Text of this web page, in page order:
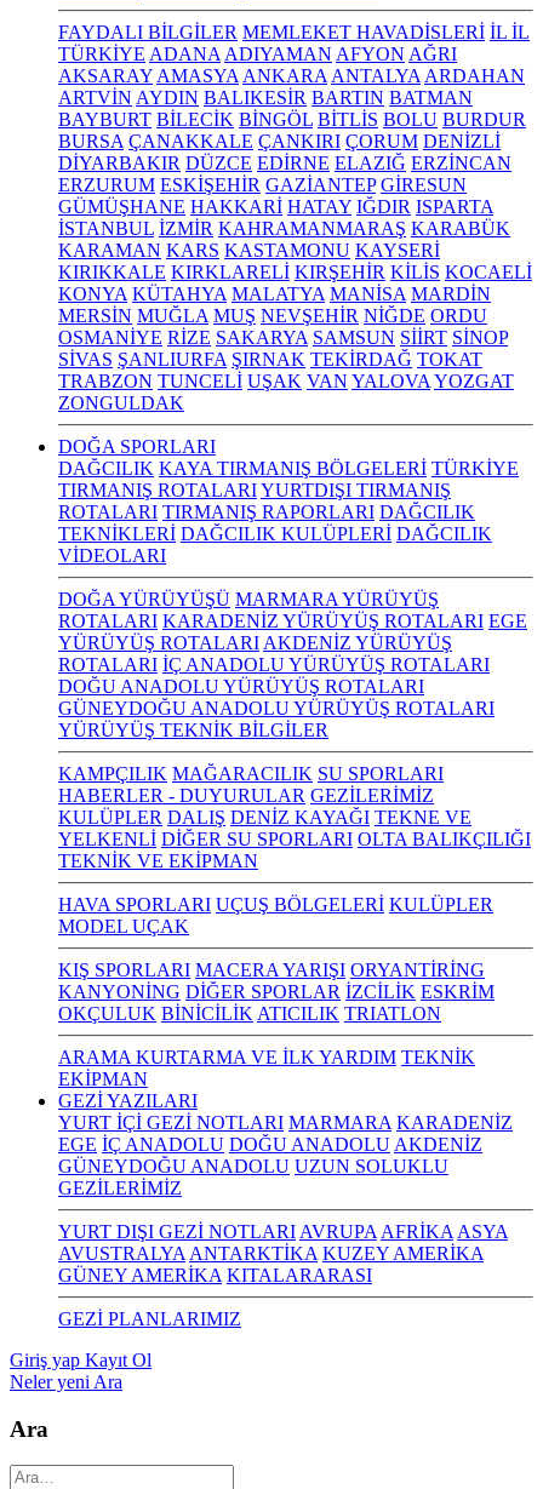
FAYDALI BİLGİLER MEMLEKET HAVADİSLERİ İL İL
TÜRKİYE ADANA ADIYAMAN AFYON AĞRI
AKSARAY AMASYA ANKARA ANTALYA ARDAHAN
ARTVİN AYDIN BALIKESİR BARTIN BATMAN
BAYBURT BİLECİK BİNGÖL BİTLİS BOLU BURDUR
BURSA ÇANAKKALE ÇANKIRI ÇORUM DENİZLİ
DİYARBAKIR DÜZCE EDİRNE ELAZIĞ ERZİNCAN
ERZURUM ESKİŞEHİR GAZİANTEP GİRESUN
GÜMÜŞHANE HAKKARİ HATAY IĞDIR ISPARTA
İSTANBUL İZMİR KAHRAMANMARAŞ KARABÜK
KARAMAN KARS KASTAMONU KAYSERİ
KIRIKKALE KIRKLARELİ KIRŞEHİR KİLİS KOCAELİ
KONYA KÜTAHYA MALATYA MANİSA MARDİN
MERSİN MUĞLA MUŞ NEVŞEHİR NİĞDE ORDU
OSMANİYE RİZE SAKARYA SAMSUN SİİRT SİNOP
SİVAS ŞANLIURFA ŞIRNAK TEKİRDAĞ TOKAT
TRABZON TUNCELİ UŞAK VAN YALOVA YOZGAT
ZONGULDAK
DOĞA SPORLARI
DAĞCILIK KAYA TIRMANIŞ BÖLGELERİ TÜRKİYE
TIRMANIŞ ROTALARIYURTDIŞI TIRMANIŞ
ROTALARI TIRMANIŞ RAPORLARI DAĞCILIK
TEKNİKLERİ DAĞCILIK KULÜPLERİ DAĞCILIK
VİDEOLARI
DOĞA YÜRÜYÜŞÜ MARMARA YÜRÜYÜŞ
ROTALARI KARADENİZ YÜRÜYÜŞ ROTALARI EGE
YÜRÜYÜŞ ROTALARI AKDENİZ YÜRÜYÜŞ
ROTALARI İÇ ANADOLU YÜRÜYÜŞ ROTALARI
DOĞU ANADOLU YÜRÜYÜŞ ROTALARI
GÜNEYDOĞU ANADOLU YÜRÜYÜŞ ROTALARI
YÜRÜYÜŞ TEKNİK BİLGİLER
KAMPÇILIK MAĞARACILIK SU SPORLARI
HABERLER - DUYURULAR GEZİLERİMİZ
KULÜPLER DALIŞ DENİZ KAYAĞI TEKNE VE
YELKENLİ DİĞER SU SPORLARI OLTA BALIKÇILIĞI
TEKNİK VE EKİPMAN
HAVA SPORLARI UÇUŞ BÖLGELERİ KULÜPLER
MODEL UÇAK
KIŞ SPORLARI MACERA YARIŞI ORYANTİRİNG
KANYONİNG DİĞER SPORLAR İZCİLİK ESKRİM
OKÇULUK BİNİCİLİK ATICILIK TRIATLON
ARAMA KURTARMA VE İLK YARDIM TEKNİK
EKİPMAN
GEZİ YAZILARI
YURT İÇİ GEZİ NOTLARI MARMARA KARADENİZ
EGE İÇ ANADOLU DOĞU ANADOLU AKDENİZ
GÜNEYDOĞU ANADOLU UZUN SOLUKLU
GEZİLERİMİZ
YURT DIŞI GEZİ NOTLARI AVRUPA AFRİKA ASYA
AVUSTRALYA ANTARKTİKA KUZEY AMERİKA
GÜNEY AMERİKA KITALARARASI
GEZİ PLANLARIMIZ
Giriş yap Kayıt Ol
Neler yeni Ara
Ara